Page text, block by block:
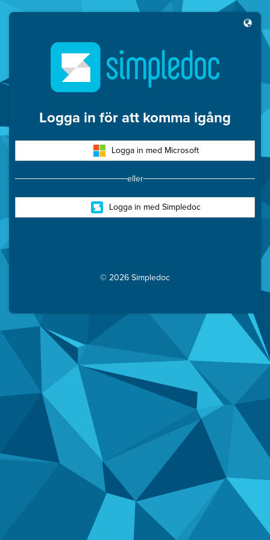
Simpledoc
Logga in för att komma igång
Logga in med Microsoft
eller
Logga in med Simpledoc
© 2026 Simpledoc